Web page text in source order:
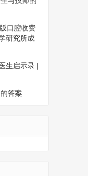
口腔收费
研究所成
生启示录 |
答案